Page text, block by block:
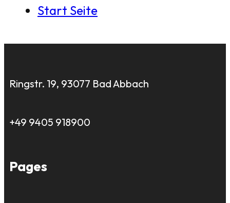
Start Seite
Ringstr. 19, 93077 Bad Abbach
+49 9405 918900
Pages